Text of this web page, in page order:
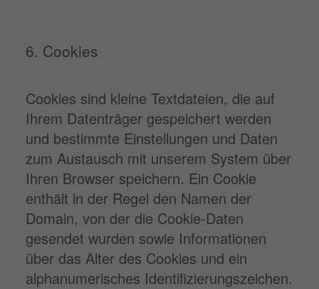
6. Cookies
Cookies sind kleine Textdateien, die auf
Ihrem Datenträger gespeichert werden
und bestimmte Einstellungen und Daten
zum Austausch mit unserem System über
Ihren Browser speichern. Ein Cookie
enthält in der Regel den Namen der
Domain, von der die Cookie-Daten
gesendet wurden sowie Informationen
über das Alter des Cookies und ein
alphanumerisches Identifizierungszeichen.